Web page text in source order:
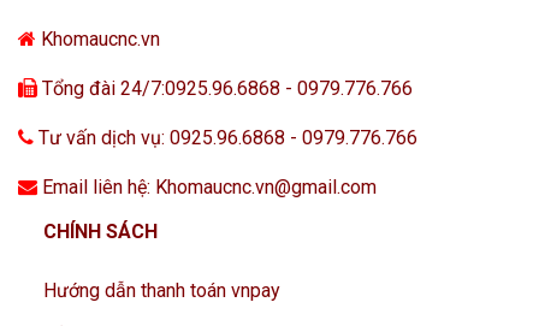
Khomaucnc.vn
Tổng đài 24/7:0925.96.6868 - 0979.776.766
Tư vấn dịch vụ: 0925.96.6868 - 0979.776.766
Email liên hệ: Khomaucnc.vn@gmail.com
CHÍNH SÁCH
Hướng dẫn thanh toán vnpay